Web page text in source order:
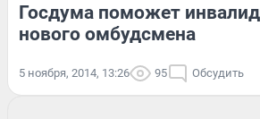
Госдума поможет
нового омбудсмена
5 ноября, 2014, 13:26 95 Обсудить